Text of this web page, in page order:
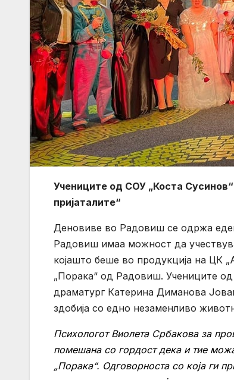
Учениците од СОУ „Коста
пријаталите“
Деновиве во Радовиш се одржа
Радовиш имаа можност да
којашто беше во продукција на ЦК
„Порака“ од Радовиш. Учениците
драматург Катерина Диманова
здобија со едно незаменливо
Психологот Виолета Србакова за
помешана со гордост дека и тие
„Порака“. Одговорноста со која ги